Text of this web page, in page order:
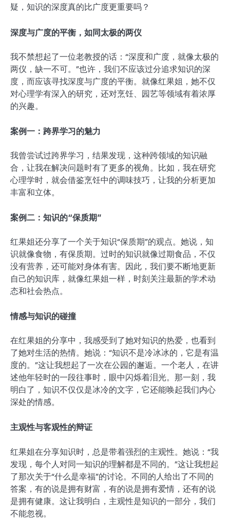
疑，知识的深度真的比广度更重要吗？
深度与广度的平衡，如同太极的两仪
我不禁想起了一位老教授的话：“深度和广度，就像太极的
两仪，缺一不可。”也许，我们不应该过分追求知识的深
度，而应该寻找深度与广度的平衡。就像红果姐，她不仅
对心理学有深入的研究，还对烹饪、园艺等领域有着浓厚
的兴趣。
案例一：跨界学习的魅力
我曾尝试过跨界学习，结果发现，这种跨领域的知识融
合，让我在解决问题时有了更多的视角。比如，我在研究
心理学时，就会借鉴烹饪中的调味技巧，让我的分析更加
丰富和立体。
案例二：知识的“保质期”
红果姐还分享了一个关于知识“保质期”的观点。她说，知
识就像食物，有保质期。过时的知识就像过期食品，不仅
没有营养，还可能对身体有害。因此，我们要不断地更新
自己的知识库，就像红果姐一样，时刻关注最新的学术动
态和社会热点。
情感与知识的碰撞
在红果姐的分享中，我感受到了她对知识的热爱，也看到
了她对生活的热情。她说：“知识不是冷冰冰的，它是有温
度的。”这让我想起了一次在公园的邂逅。一个老人，在讲
述他年轻时的一段往事时，眼中闪烁着泪光。那一刻，我
明白了，知识不仅仅是冰冷的文字，它还能唤起我们内心
深处的情感。
主观性与客观性的辩证
红果姐在分享知识时，总是带着强烈的主观性。她说：“我
发现，每个人对同一知识的理解都是不同的。”这让我想起
了那次关于“什么是幸福”的讨论。不同的人给出了不同的
答案，有的说是拥有财富，有的说是拥有爱情，还有的说
是拥有健康。这让我明白，主观性是知识的一部分，我们
不能忽视。